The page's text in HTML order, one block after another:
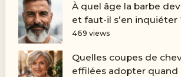
À quel âge la barbe
et faut-il s’en inquiéter
469 views
Quelles coupes de
effilées adopter quand